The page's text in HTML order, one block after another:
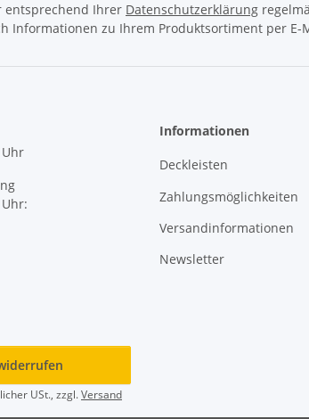
entsprechend Ihrer Datenschutzerklärung
Informationen zu Ihrem Produktsortiment per E-
Uhr
Informationen
Deckleisten
Zahlungsmöglichkeiten
Versandinformationen
Newsletter
USt., zzgl.Versand